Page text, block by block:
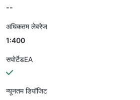
--
अधिकतम लेवरेज
1:400
सपोर्टेडEA
न्यूनतम डिपॉजिट